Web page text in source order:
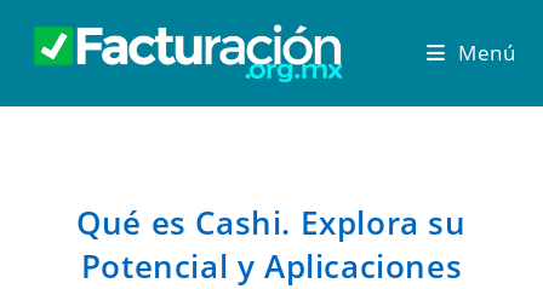
Menú
Qué es Cashi. Explora su
Potencial y Aplicaciones